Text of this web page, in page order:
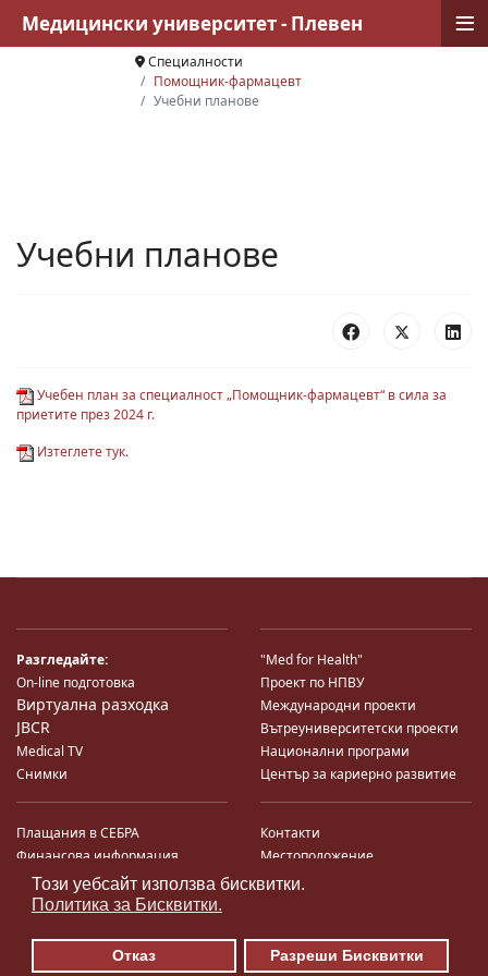
Този уебсайт използва бисквитки.
Политика за Бисквитки.
Отказ Разреши Бисквитки
Специалности
Помощник-фармацевт
Учебни планове
Учебни планове
Учебен план за специалност „Помощник-фармацевт“ в сила за
приетите през 2024 г.
Изтеглете тук.
Разгледайте:
On-line подготовка
Виртуална разходка
JBCR
Medical TV
Снимки
"Med for Health"
Проект по НПВУ
Международни проекти
Вътреуниверситетски проекти
Национални програми
Център за кариерно развитие
Плащания в СЕБРА
Финансова информация
Система за финансово упр-е и
контрол
Търгове по ЗДС
Контакти
Местоположение
Карта на сайта
Медицински университет - Плевен ≡